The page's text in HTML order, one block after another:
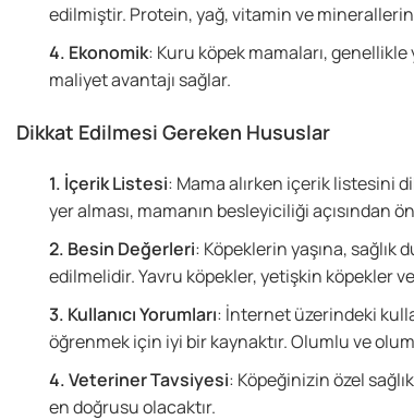
edilmiştir. Protein, yağ, vitamin ve
Ekonomik: Kuru köpek mamaları,
maliyet avantajı sağlar.
Dikkat Edilmesi Gereken Hususlar
İçerik Listesi: Mama alırken içerik listesini
yer alması, mamanın besleyiciliği açısından
Besin Değerleri: Köpeklerin yaşına,
edilmelidir. Yavru köpekler, yetişkin köpekler
Kullanıcı Yorumları: İnternet üzerindeki
öğrenmek için iyi bir kaynaktır. Olumlu ve
Veteriner Tavsiyesi: Köpeğinizin özel
en doğrusu olacaktır.